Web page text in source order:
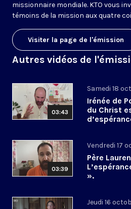
missionnaire mondiale. KTO vous
témoins de la mission aux quatre
Visiter la page de l'émission
Autres vidéos de
03:43
Samedi 18
Irénée de
du Christ
03:39
Vendredi 17
Père
».
Jeudi 16